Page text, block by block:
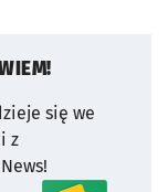
się we
z